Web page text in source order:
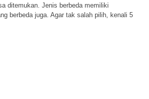
ditemukan. Jenis berbeda memiliki
berbeda juga. Agar tak salah pilih, kenali 5